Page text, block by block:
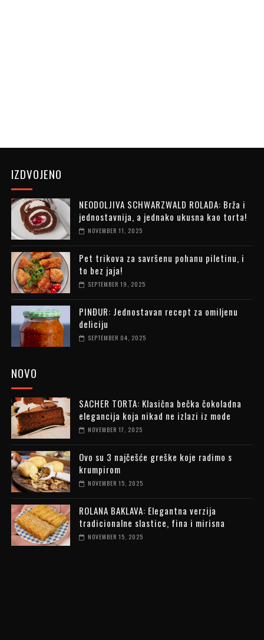
IZDVOJENO
NEODOLJIVA SCHWARZWALD ROLADA: Brža i
jednostavnija, a jednako ukusna kao torta!
NOVEMBER 11, 2025
Pet trikova za savršenu pohanu piletinu, i
to bez jaja!
SEPTEMBER 19, 2025
PINĐUR: Jednostavan recept za omiljenu
deliciju
SEPTEMBER 04, 2025
NOVO
SACHER TORTA: Klasična bečka čokoladna
elegancija koja nikad ne izlazi iz mode
NOVEMBER 17, 2025
Ovo su 3 najčešće greške koje radimo s
krumpirom
NOVEMBER 15, 2025
ROLANA BAKLAVA: Elegantna verzija
tradicionalne slastice, fina i mirisna
NOVEMBER 15, 2025